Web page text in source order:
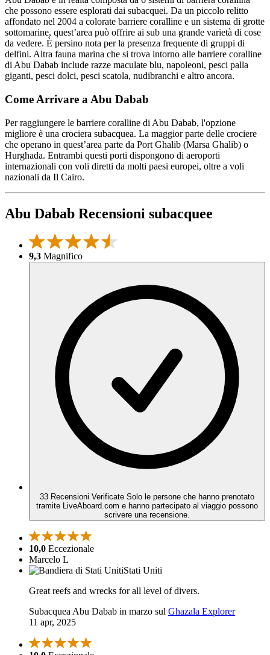
che possono essere esplorati dai subacquei. Da un piccolo relitto
affondato nel 2004 a colorate barriere coralline e un sistema di grotte
sottomarine, quest’area può offrire ai sub una grande varietà di cose
da vedere. È persino nota per la presenza frequente di gruppi di
delfini. Altra fauna marina che si trova intorno alle barriere coralline
di Abu Dabab include razze maculate blu, napoleoni, pesci palla
giganti, pesci dolci, pesci scatola, nudibranchi e altro ancora.
Come Arrivare a Abu Dabab
Per raggiungere le barriere coralline di Abu Dabab, l'opzione
migliore è una crociera subacquea. La maggior parte delle crociere
che operano in quest’area parte da Port Ghalib (Marsa Ghalib) o
Hurghada. Entrambi questi porti dispongono di aeroporti
internazionali con voli diretti da molti paesi europei, oltre a voli
nazionali da Il Cairo.
Abu Dabab Recensioni subacquee
9,3 Magnifico
33 Recensioni Verificate Solo le persone che hanno prenotato
tramite LiveAboard.com e hanno partecipato al viaggio possono
scrivere una recensione.
10,0 Eccezionale
Marcelo L
Stati Uniti
Great reefs and wrecks for all level of divers.
Subacquea Abu Dabab in marzo sul Ghazala Explorer
11 apr, 2025